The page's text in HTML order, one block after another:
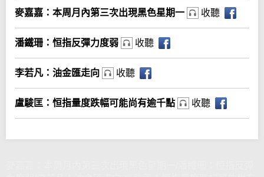
麥嘉嘉：本周月內第三次出現黑色星期一 收聽
潘鐵珊：恒指反彈力度弱 收聽
李若凡：油金匯走向 收聽
盧駿匡：恒指量度跌幅可能尚有逾千點 收聽